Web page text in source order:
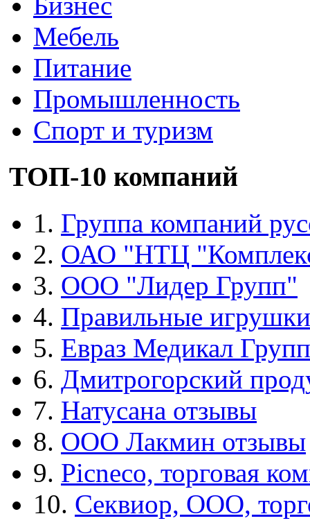
Мебель
Питание
Промышленность
Спорт и туризм
ТОП-10 компаний
1. Группа компаний
2. ОАО "НТЦ
3. ООО "Лидер Групп"
4. Правильные игрушки
5. Евраз Медикал Групп
6. Дмитрогорский
7. Натусана отзывы
8. ООО Лакмин отзывы
9. Picneco, торговая
10. Секвиор, ООО,